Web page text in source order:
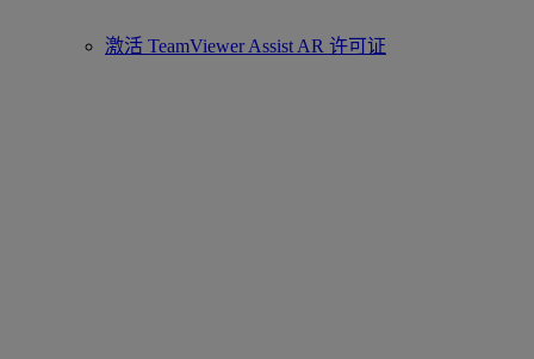
激活 TeamViewer Assist AR 许可证